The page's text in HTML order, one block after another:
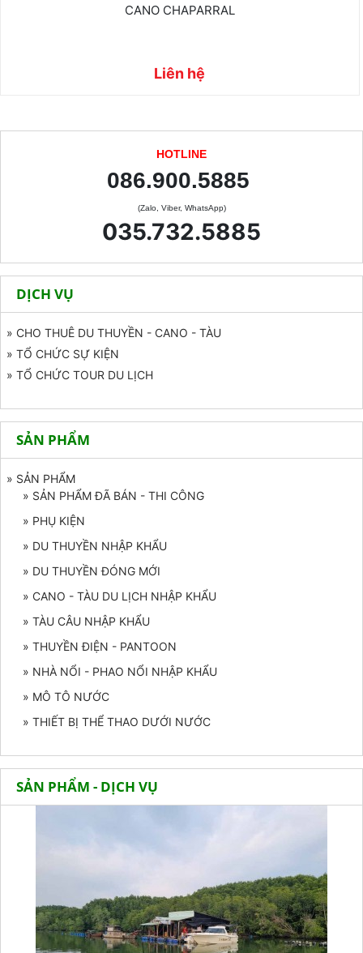
CANO CHAPARRAL
Liên hệ
HOTLINE
086.900.5885
(Zalo, Viber, WhatsApp)
035.732.5885
DỊCH VỤ
» CHO THUÊ DU THUYỀN - CANO - TÀU
» TỔ CHỨC SỰ KIỆN
» TỔ CHỨC TOUR DU LỊCH
SẢN PHẨM
» SẢN PHẨM
» SẢN PHẨM ĐÃ BÁN - THI CÔNG
» PHỤ KIỆN
» DU THUYỀN NHẬP KHẨU
» DU THUYỀN ĐÓNG MỚI
» CANO - TÀU DU LỊCH NHẬP KHẨU
» TÀU CÂU NHẬP KHẨU
» THUYỀN ĐIỆN - PANTOON
» NHÀ NỔI - PHAO NỔI NHẬP KHẨU
» MÔ TÔ NƯỚC
» THIẾT BỊ THỂ THAO DƯỚI NƯỚC
SẢN PHẨM - DỊCH VỤ